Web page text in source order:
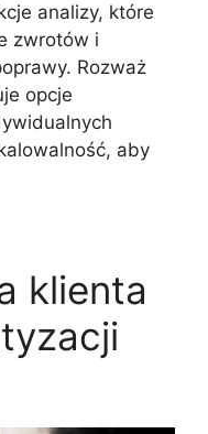
analizy, które
zwrotów i
Rozważ
opcje
aby
klienta